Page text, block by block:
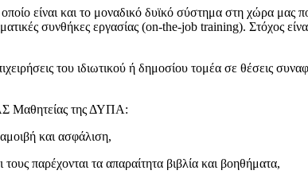
είναι και το μοναδικό δυϊκό σύστημα στη χώρα μας
συνθήκες εργασίας (on-the-job training). Στόχος
του ιδιωτικού ή δημοσίου τομέα σε θέσεις
Μαθητείας της ΔΥΠΑ:
και ασφάλιση,
παρέχονται τα απαραίτητα βιβλία και βοηθήματα,